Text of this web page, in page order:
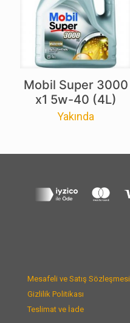
Mobil Super 3000
x1 5w-40 (4L)
Yakında
Mesafeli ve Satış Sözleşmesi
Gizlilik Politikası
Teslimat ve İade